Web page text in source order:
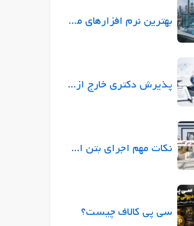
بهترین نرم افزارهای معماری برای طراحی و ارائه پروژه
پذیرش دکتری خارج از کشور |راهنمای جامع شرایط، زبان، بورسیه
نکات مهم اجرای بتن اکسپوز در کف‌سازی
سی پی کالاف چیست؟